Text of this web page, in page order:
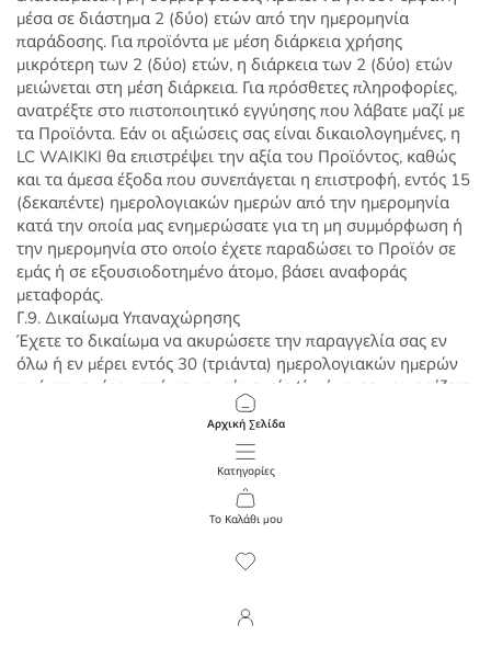
Αρχική Σελίδα
Κατηγορίες
Το Καλάθι μου
μέσα σε διάστημα 2 (δύο) ετών από την ημερομηνία
παράδοσης. Για προϊόντα με μέση διάρκεια χρήσης
μικρότερη των 2 (δύο) ετών, η διάρκεια των 2 (δύο) ετών
μειώνεται στη μέση διάρκεια. Για πρόσθετες πληροφορίες,
ανατρέξτε στο πιστοποιητικό εγγύησης που λάβατε μαζί με
τα Προϊόντα. Εάν οι αξιώσεις σας είναι δικαιολογημένες, η
LC WAIKIKI θα επιστρέψει την αξία του Προϊόντος, καθώς
και τα άμεσα έξοδα που συνεπάγεται η επιστροφή, εντός 15
(δεκαπέντε) ημερολογιακών ημερών από την ημερομηνία
κατά την οποία μας ενημερώσατε για τη μη συμμόρφωση ή
την ημερομηνία στο οποίο έχετε παραδώσει το Προϊόν σε
εμάς ή σε εξουσιοδοτημένο άτομο, βάσει αναφοράς
μεταφοράς.
Γ.9. Δικαίωμα Υπαναχώρησης
Έχετε το δικαίωμα να ακυρώσετε την παραγγελία σας εν
όλω ή εν μέρει εντός 30 (τριάντα) ημερολογιακών ημερών
από την ημέρα κατά την οποία εσείς (ή κάποιος που ορίζετε,
εκτός από έναν μεταφορέα) λαμβάνει τα προϊόντα (ή το
τελευταίο προϊόν σε περίπτωση μερικής παράδοση), χωρίς
να αναφέρετε κανένα λόγο και χωρίς να επιβαρυνθείτε με
άλλα έξοδα εκτός από την παράδοση (εάν υπάρχει).
Για να ζητήσετε την επιστροφή, πρέπει να συνδεθείτε στον
λογαριασμό πελάτη LC Waikiki. Εάν έχετε επιλέξει Πληρωμή
κατά την παράδοση, είναι απαραίτητο να εισαγάγετε τα
στοιχεία του τραπεζικού λογαριασμού για να σας
Τα προϊόντα είναι δική σας ευθύνη έως ότου παραδοθούν